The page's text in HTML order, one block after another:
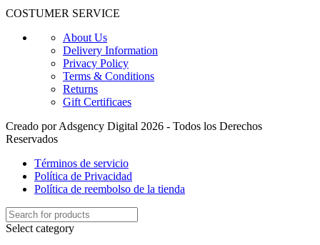
COSTUMER SERVICE
About Us
Delivery Information
Privacy Policy
Terms & Conditions
Returns
Gift Certificaes
Creado por Adsgency Digital 2026 - Todos los Derechos
Reservados
Términos de servicio
Política de Privacidad
Política de reembolso de la tienda
Select category